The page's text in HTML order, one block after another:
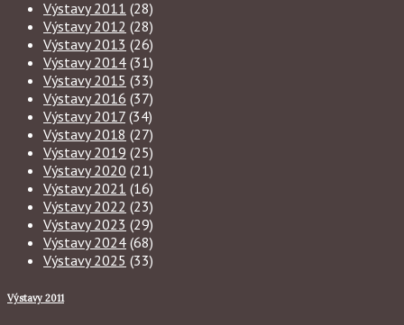
Výstavy 2011 (28)
Výstavy 2012 (28)
Výstavy 2013 (26)
Výstavy 2014 (31)
Výstavy 2015 (33)
Výstavy 2016 (37)
Výstavy 2017 (34)
Výstavy 2018 (27)
Výstavy 2019 (25)
Výstavy 2020 (21)
Výstavy 2021 (16)
Výstavy 2022 (23)
Výstavy 2023 (29)
Výstavy 2024 (68)
Výstavy 2025 (33)
Výstavy 2011